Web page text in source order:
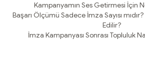
Kampanyamın Ses Getirmesi İçin
Başarı Ölçümü Sadece İmza Sayısı
Edilir?
İmza Kampanyası Sonrası Topluluk